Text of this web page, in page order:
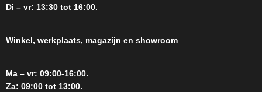
Di – vr: 13:30 tot 16:00.
Winkel, werkplaats, magazijn en showroom
Ma – vr: 09:00-16:00.
Za: 09:00 tot 13:00.